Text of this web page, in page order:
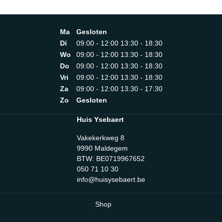
Ruimtesparend: de verschillende diameters passen perfect
Ma
Gesloten
Di
09:00 - 12:00 13:30 - 18:30
Wo
09:00 - 12:00 13:30 - 18:30
Do
09:00 - 12:00 13:30 - 18:30
Vri
09:00 - 12:00 13:30 - 18:30
Za
09:00 - 12:00 13:30 - 17:30
Zo
Gesloten
Huis Ysebaert
Vakekerkweg 8
9990 Maldegem
BTW: BE0719967652
050 71 10 30
info@huisysebaert.be
Shop